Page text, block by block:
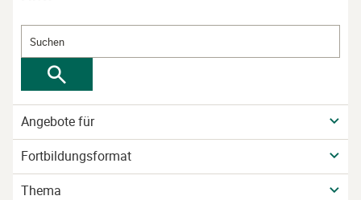
Angebote für
Fortbildungsformat
Thema